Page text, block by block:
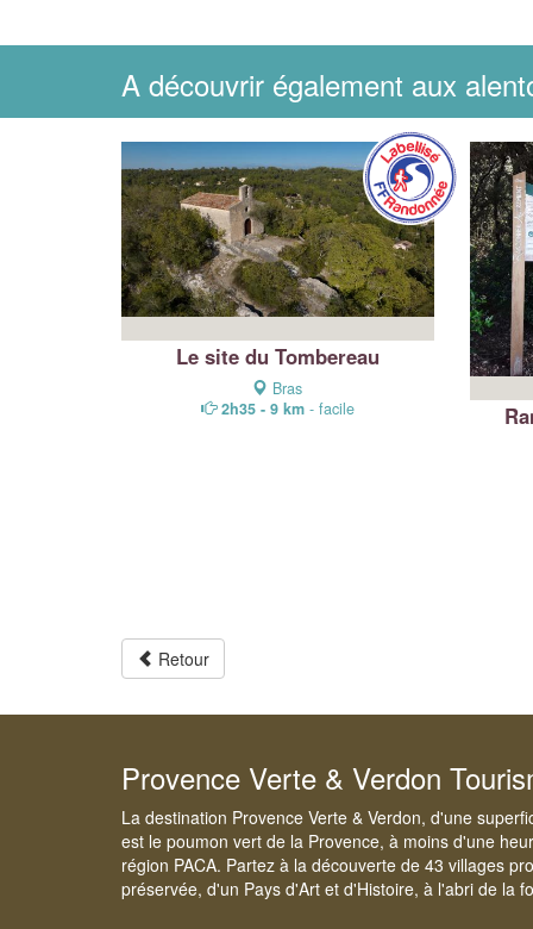
A découvrir également aux
Le site du Tombereau
Bras
2h35 - 9 km- facile
Retour
Provence Verte & Verdon
La destination Provence Verte & Verdon, d'une
est le poumon vert de la Provence, à moins d'une
région PACA. Partez à la découverte de 43 villages
préservée, d'un Pays d'Art et d'Histoire, à l'abri de la